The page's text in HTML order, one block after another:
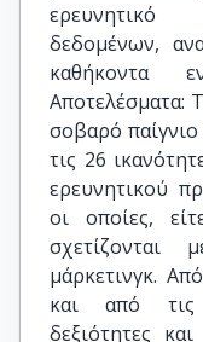
ερευνητικό
δεδομένων,
καθήκοντα
Αποτελέσματα:
σοβαρό παίγνιο
τις 26
ερευνητικού
οι οποίες,
μάρκετινγκ.
και από τις
δεξιότητες